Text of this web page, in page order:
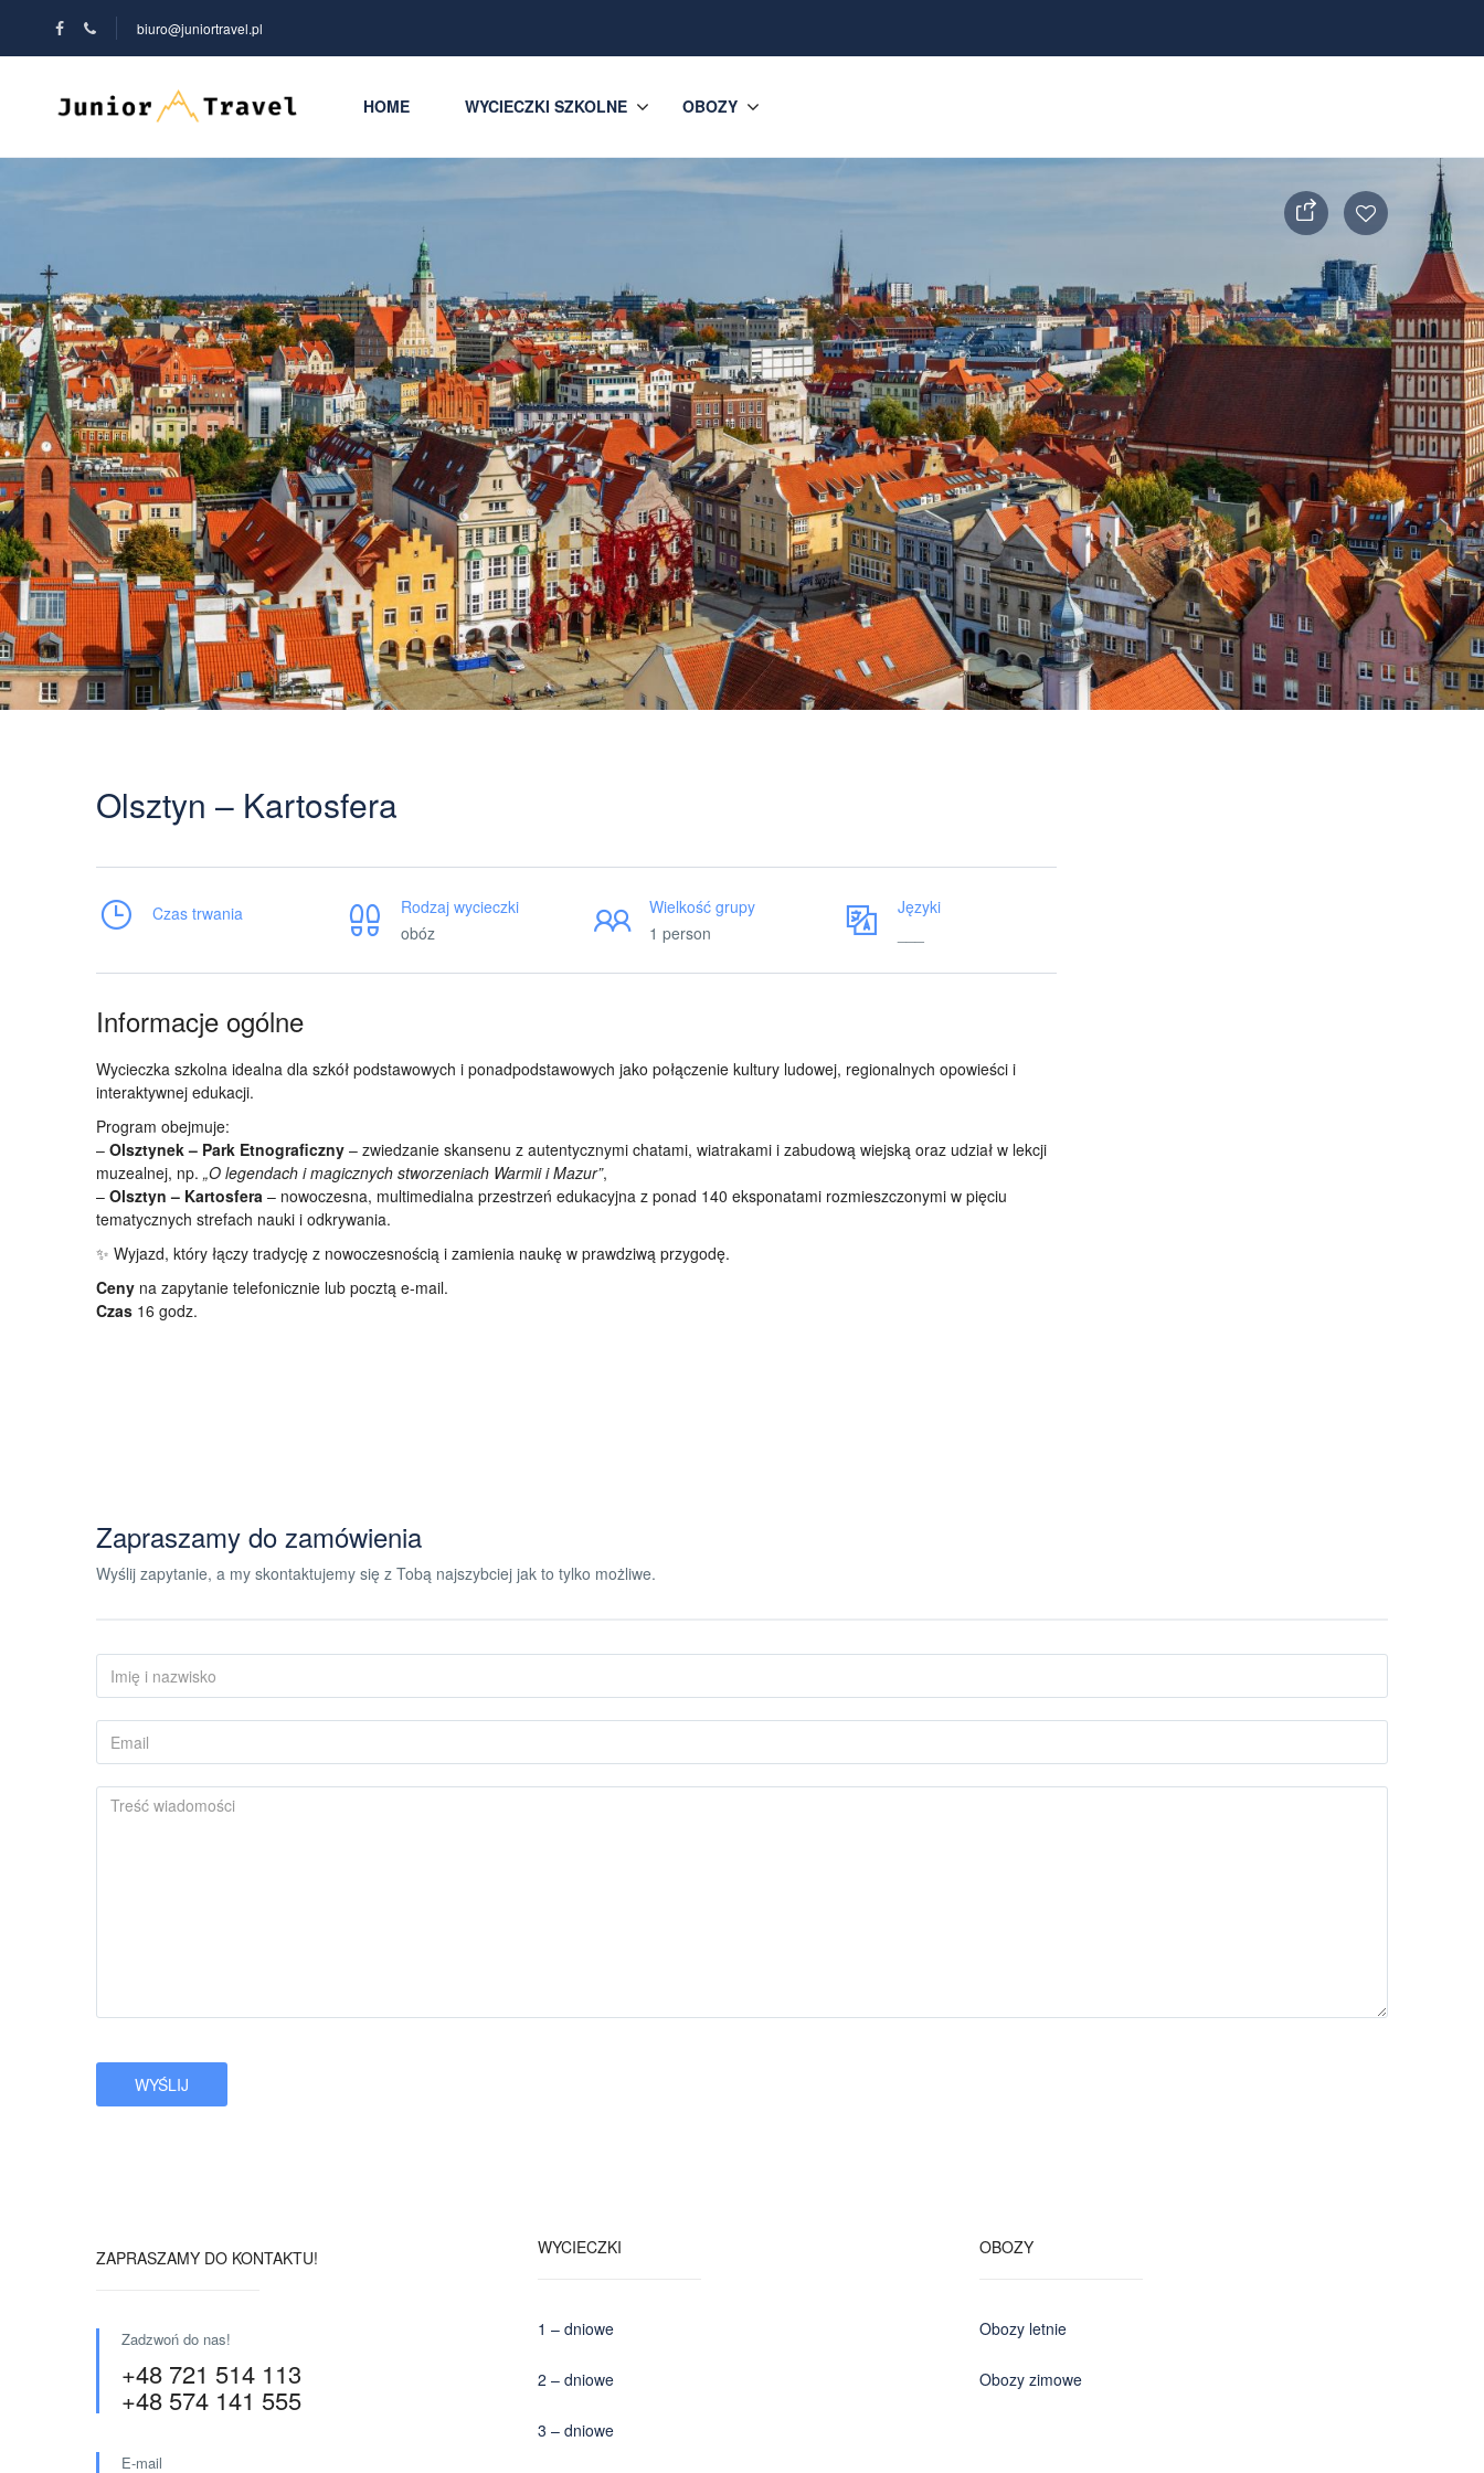
biuro@juniortravel.pl
HOME WYCIECZKI SZKOLNE OBOZY
Olsztyn – Kartosfera
Czas trwania
Rodzaj wycieczki
obóz
Wielkość grupy
1 person
Języki
Informacje ogólne
Wycieczka szkolna idealna dla szkół podstawowych i ponadpodstawowych jako połączenie kultury ludowej, regionalnych opowieści i
interaktywnej edukacji.
Program obejmuje:
– Olsztynek – Park Etnograficzny – zwiedzanie skansenu z autentycznymi chatami, wiatrakami i zabudową wiejską oraz udział w lekcji
muzealnej, np. „O legendach i magicznych stworzeniach Warmii i Mazur”,
– Olsztyn – Kartosfera – nowoczesna, multimedialna przestrzeń edukacyjna z ponad 140 eksponatami rozmieszczonymi w pięciu
tematycznych strefach nauki i odkrywania.
✨ Wyjazd, który łączy tradycję z nowoczesnością i zamienia naukę w prawdziwą przygodę.
Ceny na zapytanie telefonicznie lub pocztą e-mail.
Czas 16 godz.
Zapraszamy do zamówienia
Wyślij zapytanie, a my skontaktujemy się z Tobą najszybciej jak to tylko możliwe.
ZAPRASZAMY DO KONTAKTU!
Zadzwoń do nas!
+48 721 514 113
+48 574 141 555
E-mail
WYCIECZKI
1 – dniowe
2 – dniowe
3 – dniowe
OBOZY
Obozy letnie
Obozy zimowe